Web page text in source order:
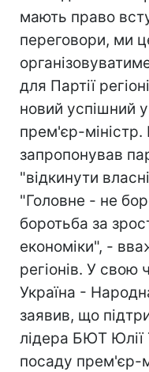
мають право
переговори, ми
для Партії
новий успішний
прем'єр-міністр.
запропонував
"відкинути
"Головне - не
боротьба за
економіки", -
регіонів. У
Україна -
заявив, що
лідера БЮТ
посаду прем'єр-